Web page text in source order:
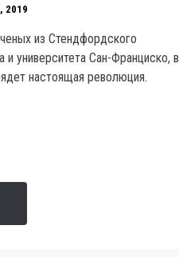
2019
из Стендфордского
и университета Сан-Франциско, в
настоящая революция.